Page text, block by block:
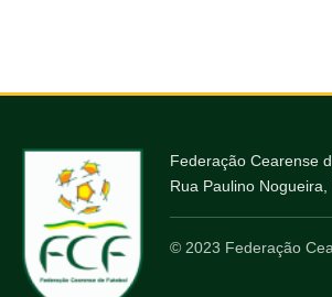
Federação Cearense
Rua Paulino
© 2023 Federação